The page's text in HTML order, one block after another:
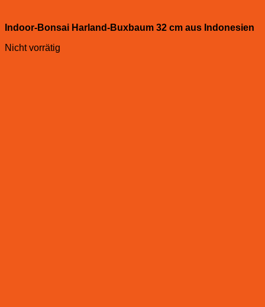
Indoor-Bonsai Harland-Buxbaum 32 cm aus Indonesien
Nicht vorrätig